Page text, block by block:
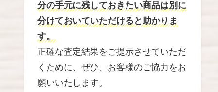
分の手元に残しておきたい商品は別に
分けておいていただけると助かりま
す。
正確な査定結果をご提示させていただ
くために、ぜひ、お客様のご協力をお
願いいたします。